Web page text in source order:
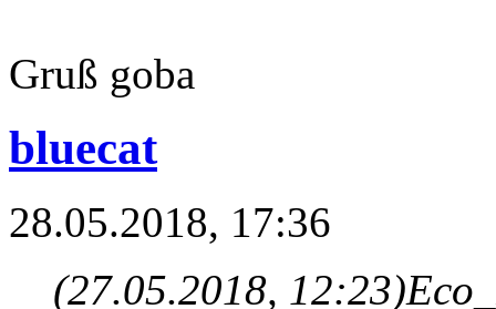
Gruß goba
bluecat
28.05.2018, 17:36
(27.05.2018, 12:23)